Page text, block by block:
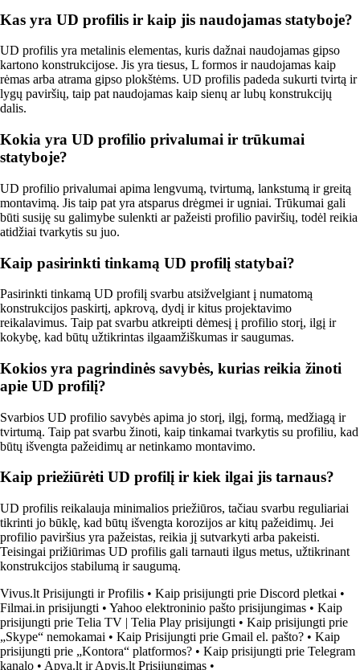
Kas yra UD profilis ir kaip jis naudojamas statyboje?
UD profilis yra metalinis elementas, kuris dažnai naudojamas gipso
kartono konstrukcijose. Jis yra tiesus, L formos ir naudojamas kaip
rėmas arba atrama gipso plokštėms. UD profilis padeda sukurti tvirtą ir
lygų paviršių, taip pat naudojamas kaip sienų ar lubų konstrukcijų
dalis.
Kokia yra UD profilio privalumai ir trūkumai
statyboje?
UD profilio privalumai apima lengvumą, tvirtumą, lankstumą ir greitą
montavimą. Jis taip pat yra atsparus drėgmei ir ugniai. Trūkumai gali
būti susiję su galimybe sulenkti ar pažeisti profilio paviršių, todėl reikia
atidžiai tvarkytis su juo.
Kaip pasirinkti tinkamą UD profilį statybai?
Pasirinkti tinkamą UD profilį svarbu atsižvelgiant į numatomą
konstrukcijos paskirtį, apkrovą, dydį ir kitus projektavimo
reikalavimus. Taip pat svarbu atkreipti dėmesį į profilio storį, ilgį ir
kokybę, kad būtų užtikrintas ilgaamžiškumas ir saugumas.
Kokios yra pagrindinės savybės, kurias reikia žinoti
apie UD profilį?
Svarbios UD profilio savybės apima jo storį, ilgį, formą, medžiagą ir
tvirtumą. Taip pat svarbu žinoti, kaip tinkamai tvarkytis su profiliu, kad
būtų išvengta pažeidimų ar netinkamo montavimo.
Kaip priežiūrėti UD profilį ir kiek ilgai jis tarnaus?
UD profilis reikalauja minimalios priežiūros, tačiau svarbu reguliariai
tikrinti jo būklę, kad būtų išvengta korozijos ar kitų pažeidimų. Jei
profilio paviršius yra pažeistas, reikia jį sutvarkyti arba pakeisti.
Teisingai prižiūrimas UD profilis gali tarnauti ilgus metus, užtikrinant
konstrukcijos stabilumą ir saugumą.
Vivus.lt Prisijungti ir Profilis • Kaip prisijungti prie Discord pletkai •
Filmai.in prisijungti • Yahoo elektroninio pašto prisijungimas • Kaip
prisijungti prie Telia TV | Telia Play prisijungti • Kaip prisijungti prie
„Skype“ nemokamai • Kaip Prisijungti prie Gmail el. pašto? • Kaip
prisijungti prie „Kontora“ platformos? • Kaip prisijungti prie Telegram
kanalo • Apva.lt ir Apvis.lt Prisijungimas •